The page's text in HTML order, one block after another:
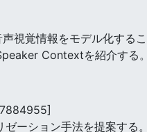
視覚情報をモデル化する
Contextを紹介する
ーション手法を提案す